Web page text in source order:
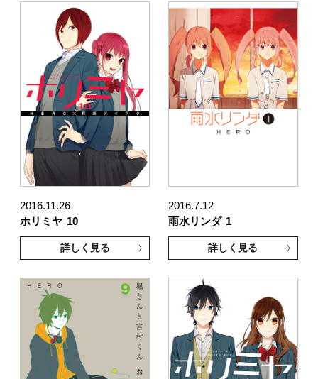
2016.11.26
ホリミヤ 10
詳しく見る
2016.7.12
雨水リンダ 1
詳しく見る